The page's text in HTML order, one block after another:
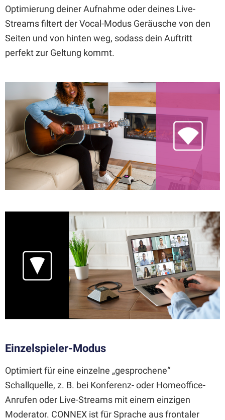
Optimierung deiner Aufnahme oder deines Live-
Streams filtert der Vocal-Modus Geräusche von den
Seiten und von hinten weg, sodass dein Auftritt
perfekt zur Geltung kommt.
Einzelspieler-Modus
Optimiert für eine einzelne „gesprochene“
Schallquelle, z. B. bei Konferenz- oder Homeoffice-
Anrufen oder Live-Streams mit einem einzigen
Moderator. CONNEX ist für Sprache aus frontaler